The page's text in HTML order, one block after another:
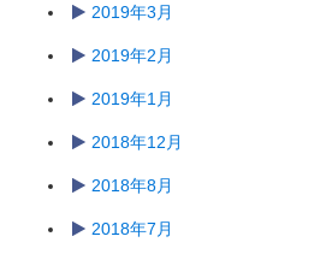
2019年3月
2019年2月
2019年1月
2018年12月
2018年8月
2018年7月